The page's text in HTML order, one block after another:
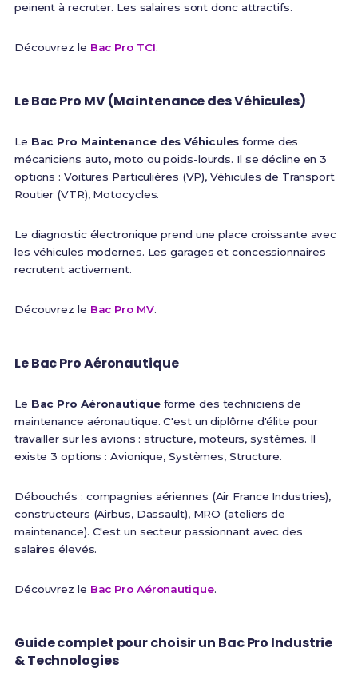
peinent à recruter. Les salaires sont donc attractifs.
Découvrez le Bac Pro TCI.
Le Bac Pro MV (Maintenance des Véhicules)
Le Bac Pro Maintenance des Véhicules forme des
mécaniciens auto, moto ou poids-lourds. Il se décline en 3
options : Voitures Particulières (VP), Véhicules de Transport
Routier (VTR), Motocycles.
Le diagnostic électronique prend une place croissante avec
les véhicules modernes. Les garages et concessionnaires
recrutent activement.
Découvrez le Bac Pro MV.
Le Bac Pro Aéronautique
Le Bac Pro Aéronautiqueforme des techniciens de
maintenance aéronautique. C'est un diplôme d'élite pour
travailler sur les avions : structure, moteurs, systèmes. Il
existe 3 options : Avionique, Systèmes, Structure.
Débouchés : compagnies aériennes (Air France Industries),
constructeurs (Airbus, Dassault), MRO (ateliers de
maintenance). C'est un secteur passionnant avec des
salaires élevés.
Découvrez le Bac Pro Aéronautique.
Guide complet pour choisir un Bac Pro Industrie
& Technologies